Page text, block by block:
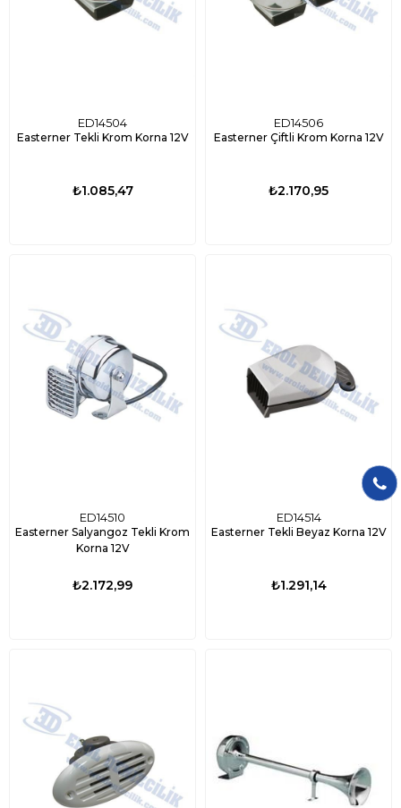
ED14504
Easterner Tekli Krom Korna 12V
₺1.085,47
ED14506
Easterner Çiftli Krom Korna 12V
₺2.170,95
ED14510
Easterner Salyangoz Tekli Krom
Korna 12V
₺2.172,99
ED14514
Easterner Tekli Beyaz Korna 12V
₺1.291,14